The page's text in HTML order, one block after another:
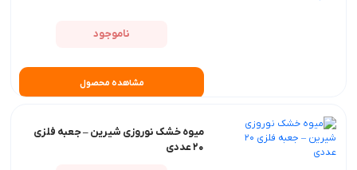
ناموجود
مشاهده محصول
میوه خشک نوروزی شیرین – جعبه فلزی
20 عددی